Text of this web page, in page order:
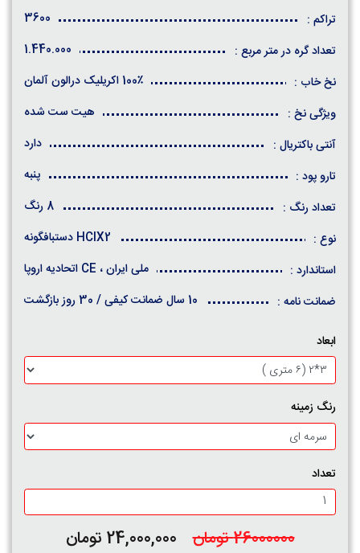
تراکم :
3600
تعداد گره در متر مربع :
1.440.000
نخ خاب :
100٪ اکریلیک درالون آلمان
ویژگی نخ :
هیت ست شده
آنتی باکتریال :
دارد
تارو پود :
پنبه
تعداد رنگ :
8 رنگ
نوع :
HCIX2 دستبافگونه
استاندارد :
ملی ایران ، CE اتحادیه اروپا
ضمانت نامه :
10 سال ضمانت کیفی / 30 روز بازگشت
ابعاد
رنگ زمینه
تعداد
26000000 تومان 24,000,000 تومان